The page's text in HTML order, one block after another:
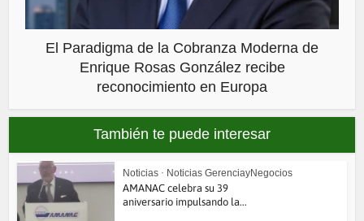
El Paradigma de la Cobranza Moderna de
Enrique Rosas González recibe
reconocimiento en Europa
También te puede interesar
Noticias • Noticias GerenciayNegocios
AMANAC celebra su 39
aniversario impulsando la...